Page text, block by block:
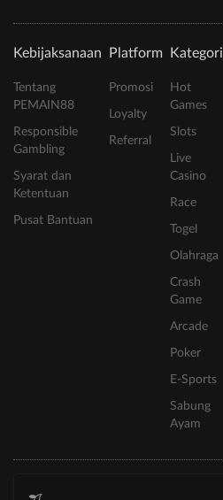
Kebijaksanaan
Tentang
PEMAIN88
Responsible
Gambling
Syarat dan
Ketentuan
Pusat Bantuan
Platform
Promosi
Loyalty
Referral
Kategori
Hot
Games
Slots
Live
Casino
Race
Togel
Olahraga
Crash
Game
Arcade
Poker
E-Sports
Sabung
Ayam